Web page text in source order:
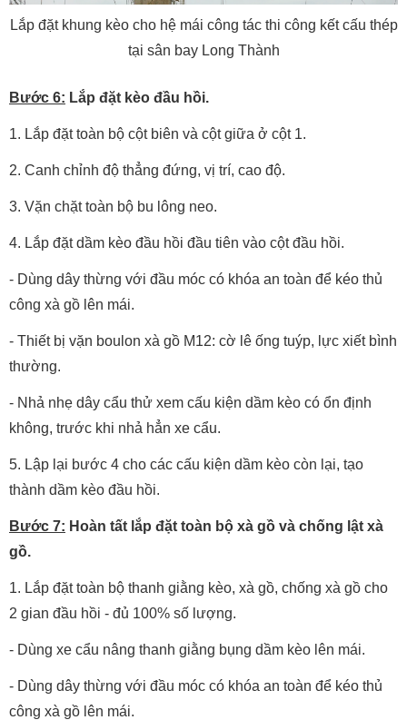
Lắp đặt khung kèo cho hệ mái công tác thi công kết cấu thép
tại sân bay Long Thành
Bước 6: Lắp đặt kèo đầu hồi.
1. Lắp đặt toàn bộ cột biên và cột giữa ở cột 1.
2. Canh chỉnh độ thẳng đứng, vị trí, cao độ.
3. Vặn chặt toàn bộ bu lông neo.
4. Lắp đặt dầm kèo đầu hồi đầu tiên vào cột đầu hồi.
- Dùng dây thừng với đầu móc có khóa an toàn để kéo thủ
công xà gồ lên mái.
- Thiết bị vặn boulon xà gồ M12: cờ lê ống tuýp, lực xiết bình
thường.
- Nhả nhẹ dây cẩu thử xem cấu kiện dầm kèo có ổn định
không, trước khi nhả hẳn xe cẩu.
5. Lập lại bước 4 cho các cấu kiện dầm kèo còn lại, tạo
thành dầm kèo đầu hồi.
Bước 7: Hoàn tất lắp đặt toàn bộ xà gồ và chống lật xà
gồ.
1. Lắp đặt toàn bộ thanh giằng kèo, xà gồ, chống xà gồ cho
2 gian đầu hồi - đủ 100% số lượng.
- Dùng xe cẩu nâng thanh giằng bụng dầm kèo lên mái.
- Dùng dây thừng với đầu móc có khóa an toàn để kéo thủ
công xà gồ lên mái.